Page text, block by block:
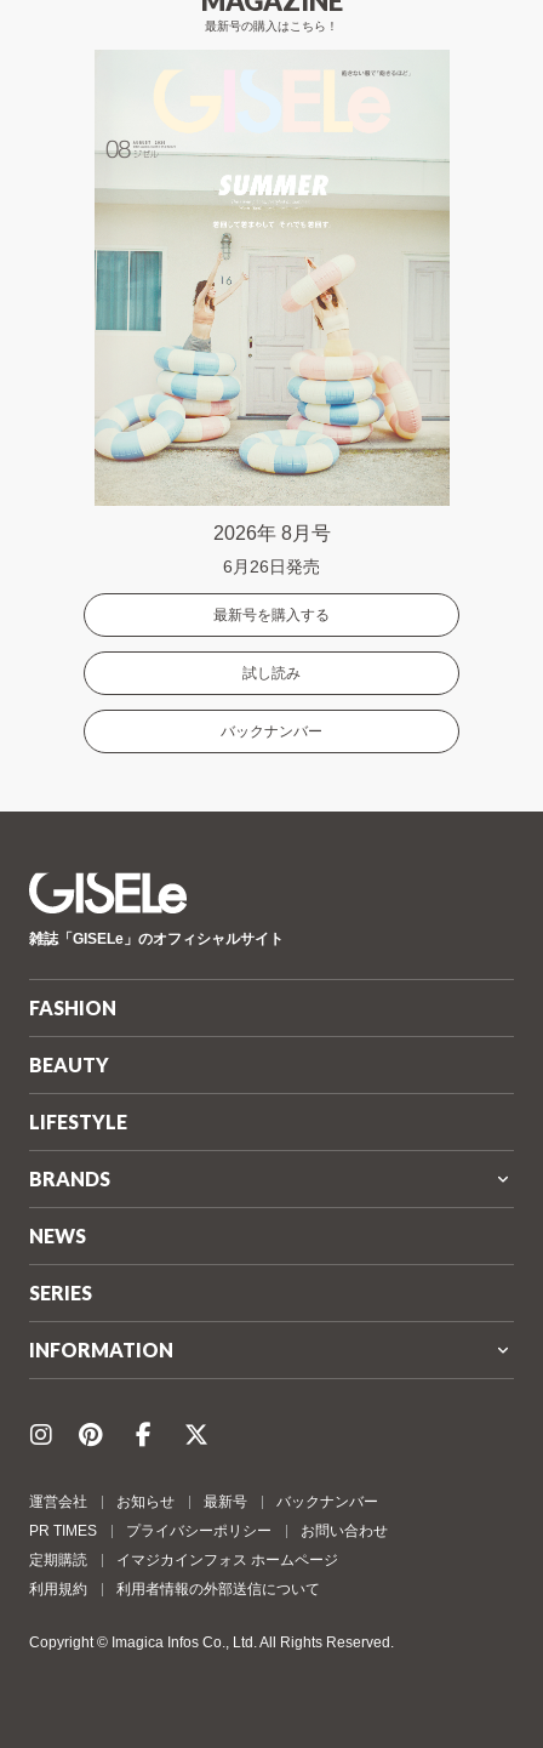
最新号の購入はこちら！
2026年 8月号
6月26日発売
最新号を購入する
試し読み
バックナンバー
ゼ
雑誌「GISELe」のオフィシャルサイト
FASHION
BEAUTY
LIFESTYLE
BRANDS
NEWS
SERIES
INFORMATION
運営会社 お知らせ 最新号
バックナンバー
PR TIMES
プライバシーポリシー
お問い合わせ
定期購読
イマジカインフォス ホームページ
利用規約
利用者情報の外部送信について
Copyright © Imagica Infos Co., Ltd. All Rights Reserved.